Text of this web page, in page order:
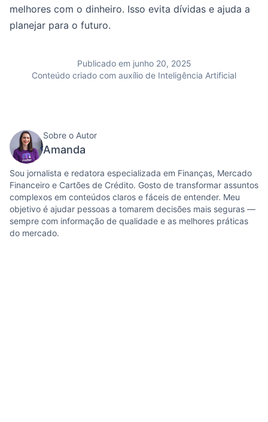
melhores com o dinheiro. Isso evita dívidas e ajuda a
planejar para o futuro.
Publicado em junho 20, 2025
Conteúdo criado com auxílio de Inteligência Artificial
Sobre o Autor
Amanda
Sou jornalista e redatora especializada em Finanças, Mercado
Financeiro e Cartões de Crédito. Gosto de transformar assuntos
complexos em conteúdos claros e fáceis de entender. Meu
objetivo é ajudar pessoas a tomarem decisões mais seguras —
sempre com informação de qualidade e as melhores práticas
do mercado.